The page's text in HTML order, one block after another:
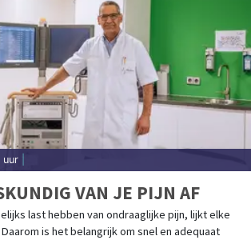
uur
VAN JE PIJN AF
last hebben van ondraaglijke pijn, lijkt elke
is het belangrijk om snel en adequaat